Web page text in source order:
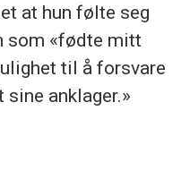
at hun følte seg
som «fødte mitt
til å forsvare
anklager.»